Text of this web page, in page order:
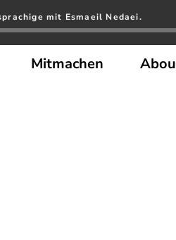
mit Esmaeil Nedaei.
Mitmachen